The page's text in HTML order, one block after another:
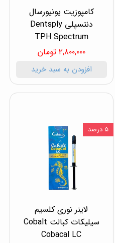
کامپوزیت یونیورسال
دنتسپلی Dentsply
TPH Spectrum
۲,۸۰۰,۰۰۰ تومان
افزودن به سبد خرید
لاینر نوری کلسیم
سیلیکات کبالت Cobalt
Cobacal LC
۵ درصد